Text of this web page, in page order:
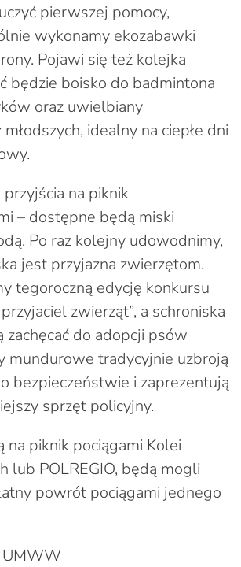
pierwszej pomocy,
wykonamy ekozabawki
Pojawi się też kolejka
będzie boisko do badmintona
oraz uwielbiany
idealny na ciepłe dni
na piknik
– dostępne będą miski
Po raz kolejny udowodnimy,
jest przyjazna zwierzętom.
tegoroczną edycję konkursu
zwierząt”, a schroniska
zachęcać do adopcji psów
mundurowe tradycyjnie uzbroją
bezpieczeństwie i zaprezentują
sprzęt policyjny.
na piknik pociągami Kolei
lub POLREGIO, będą mogli
powrót pociągami jednego
UMWW